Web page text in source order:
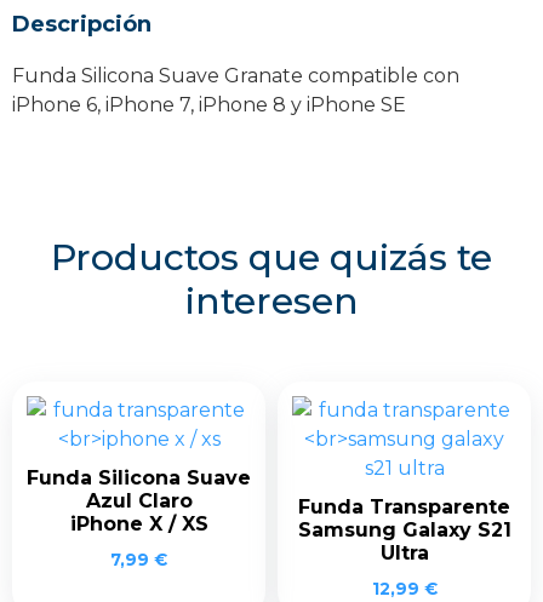
8
SE
cantidad
Descripción
Funda Silicona Suave Granate compatible con
iPhone 6, iPhone 7, iPhone 8 y iPhone SE
Productos que quizás te
interesen
Funda Silicona Suave
Azul Claro
iPhone X / XS
7,99 €
Funda Transparente
Samsung Galaxy S21
Ultra
12,99 €